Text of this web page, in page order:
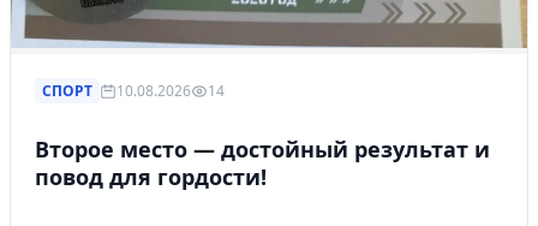
СПОРТ 10.08.2026 14
Второе место — достойный результат и
повод для гордости!